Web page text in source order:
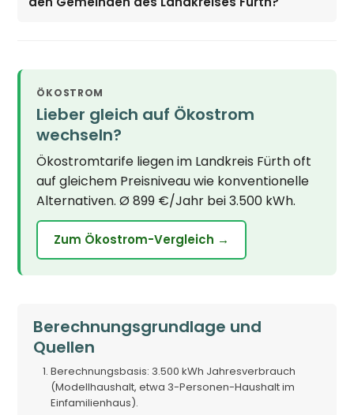
ÖKOSTROM
Lieber gleich auf Ökostrom
wechseln?
Ökostromtarife liegen im Landkreis Fürth oft
auf gleichem Preisniveau wie konventionelle
Alternativen. Ø 899 €/Jahr bei 3.500 kWh.
Zum Ökostrom-Vergleich →
Berechnungsgrundlage und
Quellen
Berechnungsbasis: 3.500 kWh Jahresverbrauch
(Modellhaushalt, etwa 3-Personen-Haushalt im
Einfamilienhaus).